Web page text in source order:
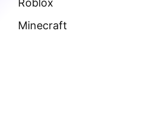
Roblox
Minecraft